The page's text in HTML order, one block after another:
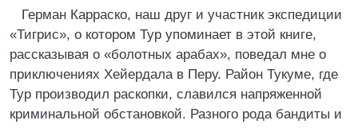
Герман Карраско, наш друг и участник экспедиции
«Тигрис», о котором Тур упоминает в этой книге,
рассказывая о «болотных арабах», поведал мне о
приключениях Хейердала в Перу. Район Тукуме, где
Тур производил раскопки, славился напряженной
криминальной обстановкой. Разного рода бандиты и